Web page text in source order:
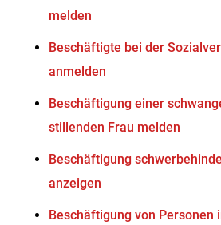
melden
Beschäftigte bei der
anmelden
Beschäftigung einer
stillenden Frau melden
Beschäftigung
anzeigen
Beschäftigung von Personen